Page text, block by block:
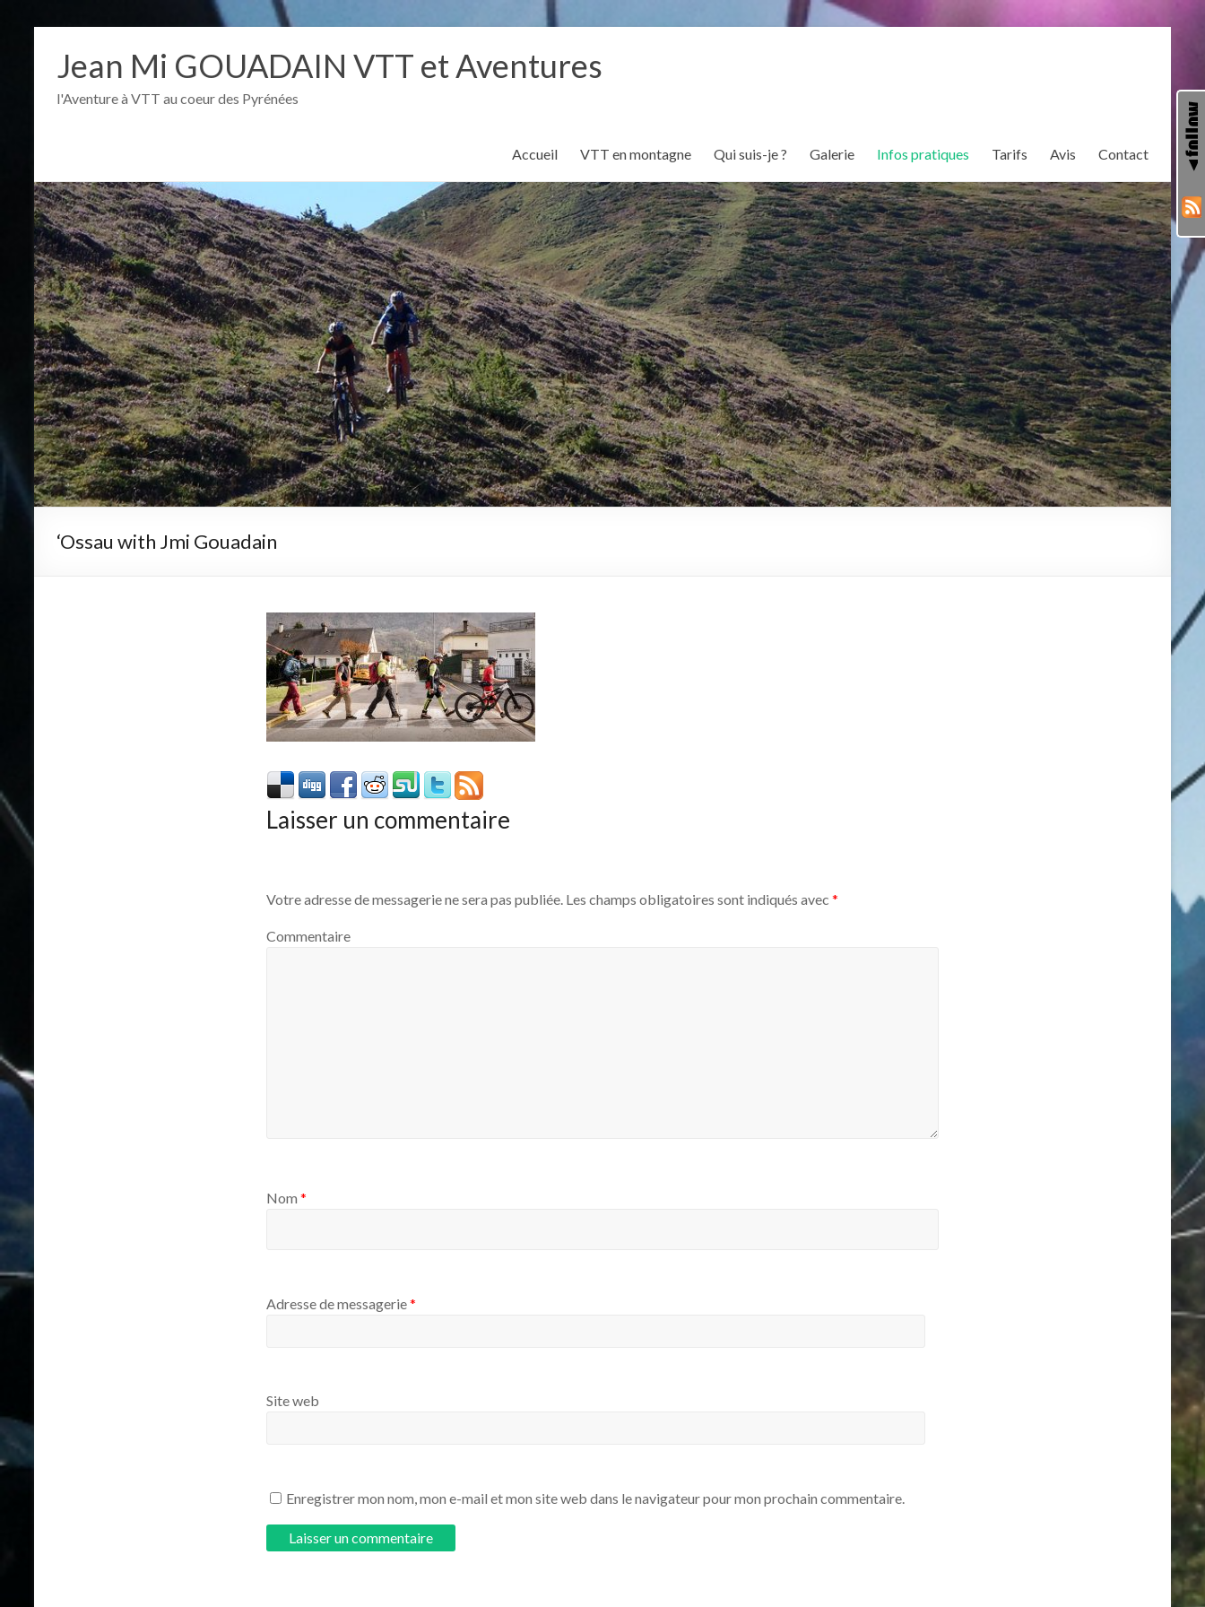
contenu
Jean Mi GOUADAIN VTT et Aventures
l'Aventure à VTT au coeur des Pyrénées
Accueil VTT en montagne Qui suis-je ? Galerie Infos pratiques Tarifs Avis Contact
‘Ossau with Jmi Gouadain
Laisser un commentaire
Votre adresse de messagerie ne sera pas publiée. Les champs obligatoires sont indiqués avec *
Commentaire
Nom *
Adresse de messagerie*
Site web
Enregistrer mon nom, mon e-mail et mon site web dans le navigateur pour mon prochain commentaire.